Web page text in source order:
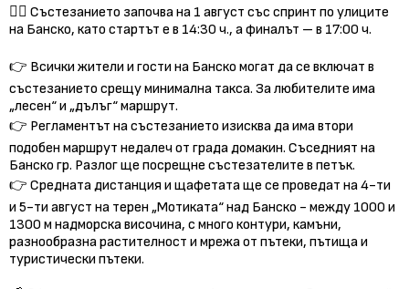
🏃‍♂️ Състезанието започва на 1 август със спринт по улиците
на Банско, като стартът е в 14:30 ч., а финалът – в 17:00 ч.
👉 Всички жители и гости на Банско могат да се включат в
състезанието срещу минимална такса. За любителите има
„лесен“ и „дълъг“ маршрут.
👉 Регламентът на състезанието изисква да има втори
подобен маршрут недалеч от града домакин. Съседният на
Банско гр. Разлог ще посрещне състезателите в петък.
👉 Средната дистанция и щафетата ще се проведат на 4-ти
и 5-ти август на терен „Мотиката“ над Банско - между 1000 и
1300 м надморска височина, с много контури, камъни,
разнообразна растителност и мрежа от пътеки, пътища и
туристически пътеки.